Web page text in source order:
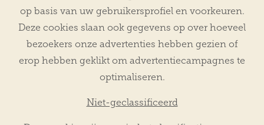
op basis van uw gebruikersprofiel en voorkeuren.
Deze cookies slaan ook gegevens op over hoeveel
bezoekers onze advertenties hebben gezien of
erop hebben geklikt om advertentiecampagnes te
optimaliseren.
Niet-geclassificeerd